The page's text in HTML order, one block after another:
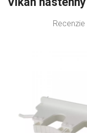
Recenzie